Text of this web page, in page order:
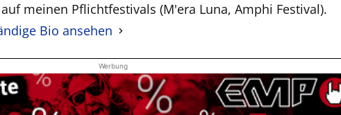
meinen Pflichtfestivals (M'era Luna, Amphi Festival).
Bio ansehen
Werbung